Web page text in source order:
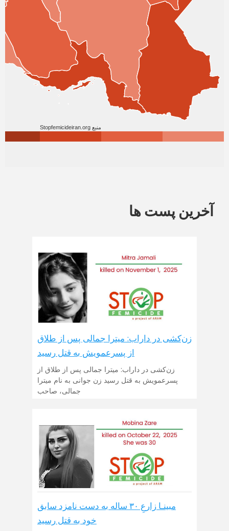
آخرین پست ها
زن‌کشی در داراب: میترا جمالی پس از طلاق
از پسرعمویش به قتل رسید
زن‌کشی در داراب: میترا جمالی پس از طلاق از
پسرعمویش به قتل رسید زن جوانی به نام میترا
جمالی، صاحب
مبینـا زارعِ ۳۰ ساله به دست نامزد سابق
خود به قتل رسید